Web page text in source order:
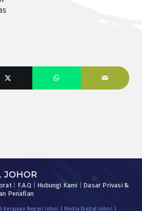
JOHOR
| F.A.Q Hubungi Kami
Dasar Privasi &
Penafian
Negeri Johor | Media Digital Johor. |